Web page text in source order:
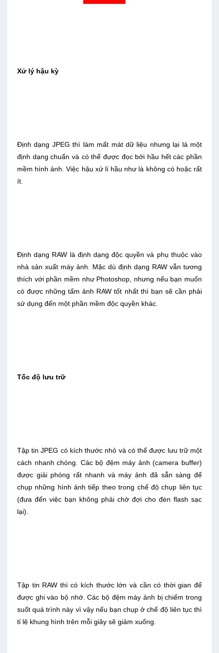
Xử lý hậu kỳ
Ðịnh dạng JPEG thì làm mất mát dữ liệu nhưng lại là một
định dạng chuẩn và có thể được đọc bởi hầu hết các phần
mềm hình ảnh. Việc hậu xử lí hầu như là không có hoặc rất
ít.
Ðịnh dạng RAW là định dạng độc quyền và phụ thuộc vào
nhà sản xuất máy ảnh. Mặc dù định dạng RAW vẫn tương
thích với phần mềm như Photoshop, nhưng nếu bạn muốn
có được những tấm ảnh RAW tốt nhất thì bạn sẽ cần phải
sử dụng đến một phần mềm độc quyền khác.
Tốc độ lưu trữ
Tập tin JPEG có kích thước nhỏ và có thể được lưu trữ một
cách nhanh chóng. Các bộ đệm máy ảnh (camera buffer)
được giải phóng rất nhanh và máy ảnh đã sẵn sàng để
chụp những hình ảnh tiếp theo trong chế độ chụp liên tục
(đưa đến việc bạn không phải chờ đợi cho đèn flash sạc
lại).
Tập tin RAW thì có kích thước lớn và cần có thời gian để
được ghi vào bộ nhớ. Các bộ đệm máy ảnh bị chiếm trong
suốt quá trình này vì vậy nếu bạn chụp ở chế độ liên tục thì
tỉ lệ khung hình trên mỗi giây sẽ giảm xuống.